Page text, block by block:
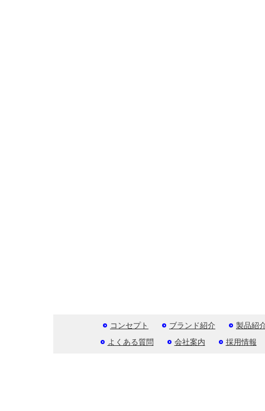
コンセプト ブランド紹介
製品紹
よくある質問
会社案内 採用情報